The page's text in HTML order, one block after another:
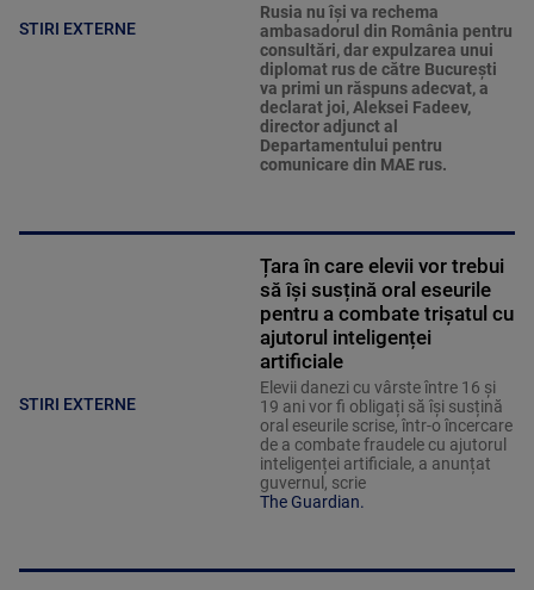
STIRI EXTERNE
Rusia nu îşi va rechema
ambasadorul din România pentru
consultări, dar expulzarea unui
diplomat rus de către Bucureşti
va primi un răspuns adecvat, a
declarat joi, Aleksei Fadeev,
director adjunct al
Departamentului pentru
comunicare din MAE rus.
STIRI EXTERNE
Țara în care elevii vor trebui
să își susțină oral eseurile
pentru a combate trișatul cu
ajutorul inteligenței
artificiale
Elevii danezi cu vârste între 16 și
19 ani vor fi obligați să își susțină
oral eseurile scrise, într-o încercare
de a combate fraudele cu ajutorul
inteligenței artificiale, a anunțat
guvernul, scrie
The Guardian.